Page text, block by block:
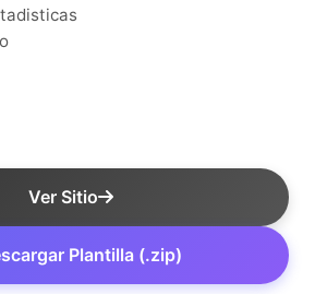
Ver Sitio
Plantilla (.zip)